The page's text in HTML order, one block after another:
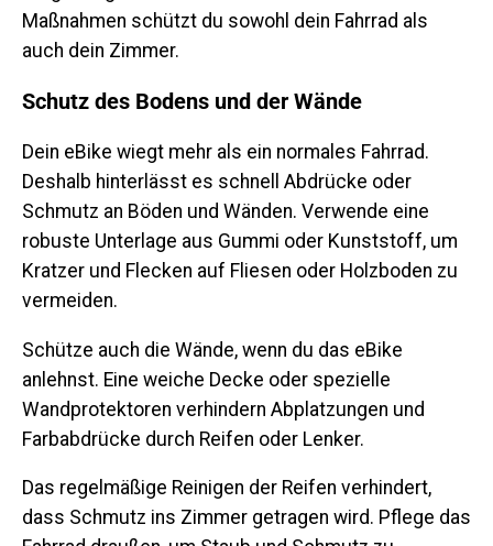
Maßnahmen schützt du sowohl dein Fahrrad als
auch dein Zimmer.
Schutz des Bodens und der Wände
Dein eBike wiegt mehr als ein normales Fahrrad.
Deshalb hinterlässt es schnell Abdrücke oder
Schmutz an Böden und Wänden. Verwende eine
robuste Unterlage aus Gummi oder Kunststoff, um
Kratzer und Flecken auf Fliesen oder Holzboden zu
vermeiden.
Schütze auch die Wände, wenn du das eBike
anlehnst. Eine weiche Decke oder spezielle
Wandprotektoren verhindern Abplatzungen und
Farbabdrücke durch Reifen oder Lenker.
Das regelmäßige Reinigen der Reifen verhindert,
dass Schmutz ins Zimmer getragen wird. Pflege das